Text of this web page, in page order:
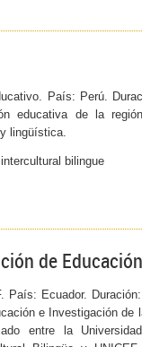
País: Perú.
educativa de la
lingüística.
bilingue
de
País: Ecuador.
e Investigación de
entre la